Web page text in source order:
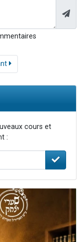
cours et
: